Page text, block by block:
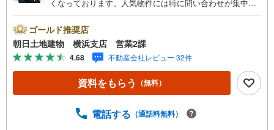
くなっております。人気物件には特に問い合わせが集中す
る」ボタンよりご予約いただくとご見学がスムーズです。
【コロナウイルス予防対策実施中】・ご入店時の検温とア
ルコール除菌を設置しております。・接客ブースでは、お
席の間隔を通常より広くお取りします。・全営業車に乗降
車時の消毒、除菌シート等を常備しております。・物件見
学用に使い捨てスリッパ・使い捨て手袋をご用意します。
隙間時間でご来店いただけます。・DVDやおもちゃのある
ゴールド推奨店
朝日土地建物 横浜支店 営業2課
4.68 不動産会社レビュー 32件
資料をもらう （無料）
電話する （通話料無料）